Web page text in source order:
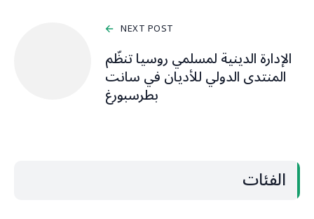
NEXT POST
الإدارة الدينية لمسلمي روسيا تنظّم
المنتدى الدولي للأديان في سانت
بطرسبورغ
الفئات